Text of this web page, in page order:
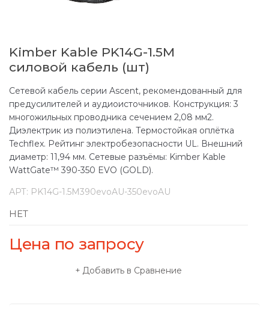
Kimber Kable PK14G-1.5M
силовой кабель (шт)
Сетевой кабель серии Ascent, рекомендованный для
предусилителей и аудиоисточников. Конструкция: 3
многожильных проводника сечением 2,08 мм2.
Диэлектрик из полиэтилена. Термостойкая оплётка
Techflex. Рейтинг электробезопасности UL. Внешний
диаметр: 11,94 мм. Сетевые разъёмы: Kimber Kable
WattGate™ 390-350 EVO (GOLD).
АРТ: PK14G-1.5M390evoAU-350evoAU
НЕТ
Цена по запросу
Добавить в Сравнение